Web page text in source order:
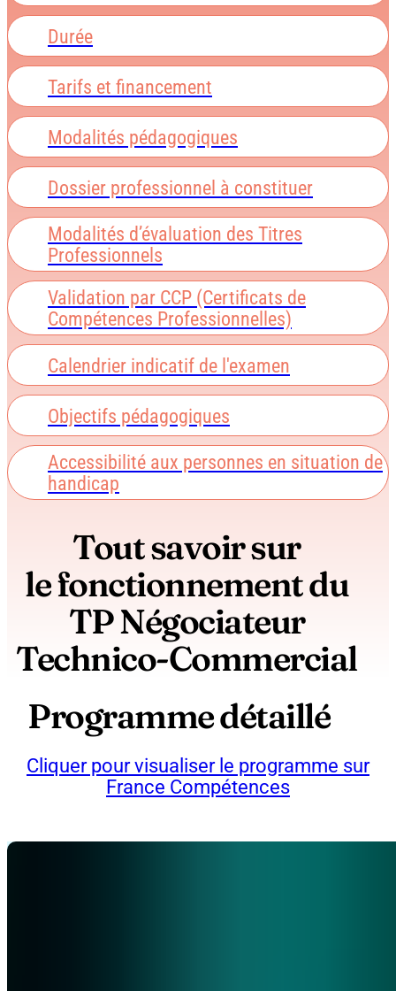
Durée
Tarifs et financement
Modalités pédagogiques
Dossier professionnel à constituer
Modalités d’évaluation des Titres
Professionnels
Validation par CCP (Certificats de
Compétences Professionnelles)
Calendrier indicatif de l'examen
Objectifs pédagogiques
Accessibilité aux personnes en situation de
handicap
Tout savoir sur
le fonctionnement du
TP Négociateur
Technico-Commercial
Programme détaillé
Cliquer pour visualiser le programme sur
France Compétences